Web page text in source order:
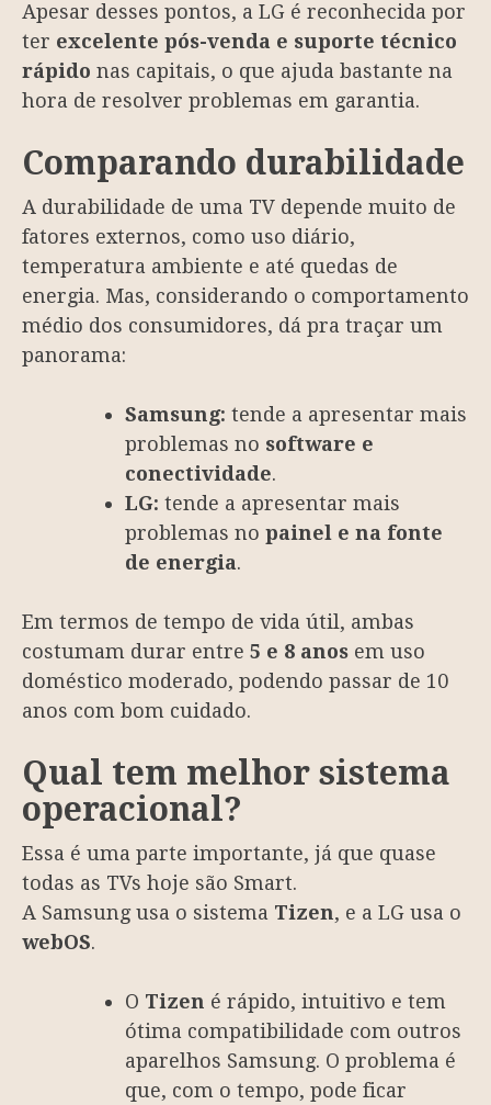
Apesar desses pontos, a LG é reconhecida por
ter excelente pós-venda e suporte técnico
rápido nas capitais, o que ajuda bastante na
hora de resolver problemas em garantia.
Comparando durabilidade
A durabilidade de uma TV depende muito de
fatores externos, como uso diário,
temperatura ambiente e até quedas de
energia. Mas, considerando o comportamento
médio dos consumidores, dá pra traçar um
panorama:
Samsung: tende a apresentar mais
problemas no software e
conectividade.
LG: tende a apresentar mais
problemas no painel e na fonte
de energia.
Em termos de tempo de vida útil, ambas
costumam durar entre 5 e 8 anos em uso
doméstico moderado, podendo passar de 10
anos com bom cuidado.
Qual tem melhor sistema
operacional?
Essa é uma parte importante, já que quase
todas as TVs hoje são Smart.
A Samsung usa o sistema Tizen, e a LG usa o
webOS.
O Tizen é rápido, intuitivo e tem
ótima compatibilidade com outros
aparelhos Samsung. O problema é
que, com o tempo, pode ficar